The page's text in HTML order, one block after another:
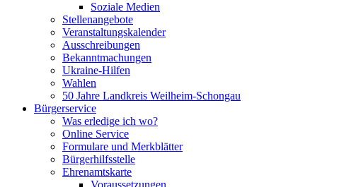
Soziale Medien
Stellenangebote
Veranstaltungskalender
Ausschreibungen
Bekanntmachungen
Ukraine-Hilfen
Wahlen
50 Jahre Landkreis Weilheim-Schongau
Bürgerservice
Was erledige ich wo?
Online Service
Formulare und Merkblätter
Bürgerhilfsstelle
Ehrenamtskarte